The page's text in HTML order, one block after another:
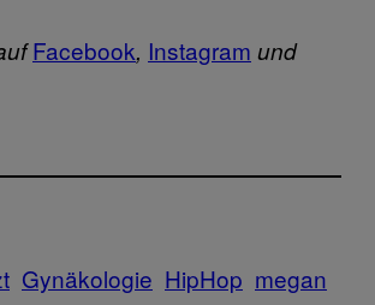
Facebook, Instagram und
Gynäkologie HipHop megan